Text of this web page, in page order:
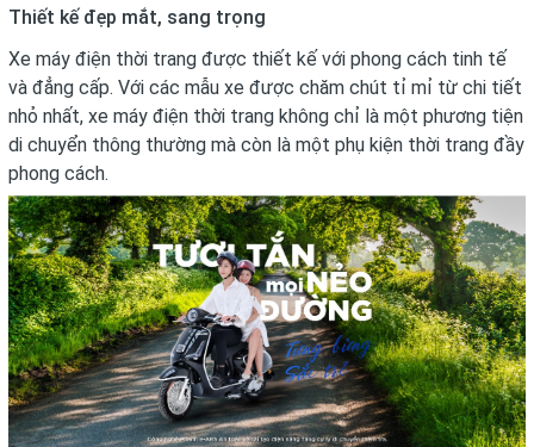
Thiết kế đẹp mắt, sang trọng
Xe máy điện thời trang được thiết kế với phong cách tinh tế
và đẳng cấp. Với các mẫu xe được chăm chút tỉ mỉ từ chi tiết
nhỏ nhất, xe máy điện thời trang không chỉ là một phương tiện
di chuyển thông thường mà còn là một phụ kiện thời trang đầy
phong cách.